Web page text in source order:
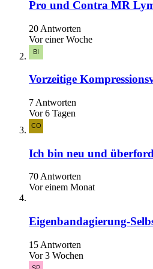
Pro und Contra MR
20 Antworten
Vor einer Woche
Vorzeitige
7 Antworten
Vor 6 Tagen
Ich bin neu und
70 Antworten
Vor einem Monat
Eigenbandagierung-
15 Antworten
Vor 3 Wochen